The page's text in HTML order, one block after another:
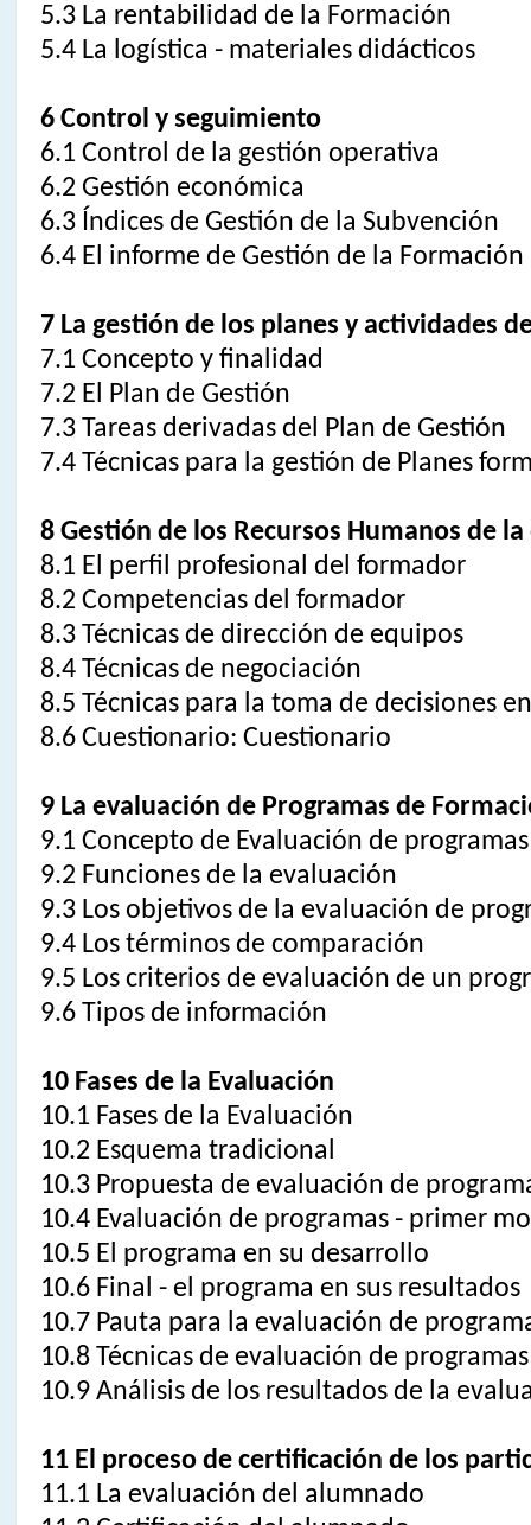
5.3 La rentabilidad de la Formación
5.4 La logística - materiales didácticos
6 Control y seguimiento
6.1 Control de la gestión operativa
6.2 Gestión económica
6.3 Índices de Gestión de la Subvención
6.4 El informe de Gestión de la Formación
7 La gestión de los planes y actividades
7.1 Concepto y finalidad
7.2 El Plan de Gestión
7.3 Tareas derivadas del Plan de Gestión
7.4 Técnicas para la gestión de Planes
8 Gestión de los Recursos Humanos de
8.1 El perfil profesional del formador
8.2 Competencias del formador
8.3 Técnicas de dirección de equipos
8.4 Técnicas de negociación
8.5 Técnicas para la toma de decisiones
8.6 Cuestionario: Cuestionario
9 La evaluación de Programas de
9.1 Concepto de Evaluación de programas
9.2 Funciones de la evaluación
9.3 Los objetivos de la evaluación de
9.4 Los términos de comparación
9.5 Los criterios de evaluación de un
9.6 Tipos de información
10 Fases de la Evaluación
10.1 Fases de la Evaluación
10.2 Esquema tradicional
10.3 Propuesta de evaluación de
10.4 Evaluación de programas - primer
10.5 El programa en su desarrollo
10.6 Final - el programa en sus resultados
10.7 Pauta para la evaluación de
10.8 Técnicas de evaluación de programas
10.9 Análisis de los resultados de la
11 El proceso de certificación de los
11.1 La evaluación del alumnado